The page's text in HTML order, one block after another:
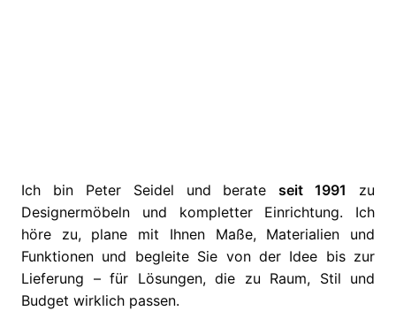
Ich bin Peter Seidel und berateseit 1991
zu
Designermöbeln und kompletter Einrichtung. Ich
höre zu, plane mit Ihnen Maße, Materialien und
Funktionen und begleite Sie von der Idee bis zur
Lieferung – für Lösungen, die zu Raum, Stil und
Budget wirklich passen.